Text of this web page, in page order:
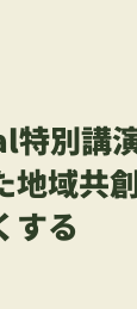
特別講
地域共
する